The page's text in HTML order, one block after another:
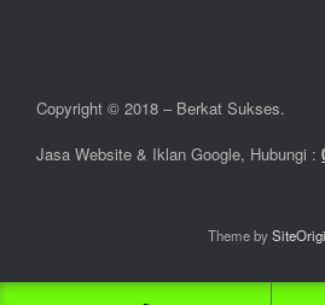
Copyright © 2018 – Berkat Sukses.
Jasa Website & Iklan Google, Hubungi :
Theme by